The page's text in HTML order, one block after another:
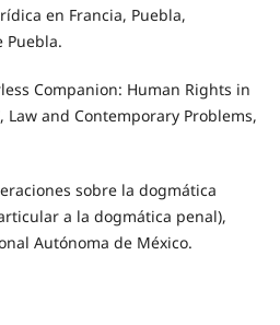
en Francia, Puebla,
Puebla.
Companion: Human Rights in
Law and Contemporary Problems,
sobre la dogmática
a la dogmática penal),
Autónoma de México.